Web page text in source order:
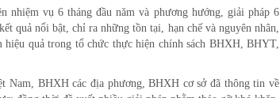
nhiệm vụ 6 tháng đầu năm và phương hướng, giải pháp 6
quả nổi bật, chỉ ra những tồn tại, hạn chế và nguyên nhân,
quả trong tổ chức thực hiện chính sách BHXH, BHYT,
BHXH các địa phương, BHXH cơ sở đã thông tin về